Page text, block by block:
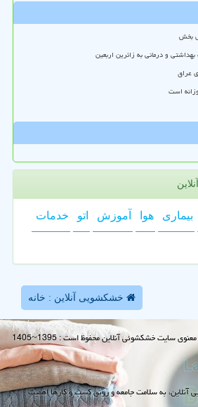
بخش
عراق
است
بیماری هوا آموزش اتو خدمات
خشکشویی آنلاین : خانه
به سلامت جامعه و رونق کسب و کارها اهمیت